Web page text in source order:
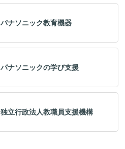
パナソニック教育機器
パナソニックの学び支援
独立行政法人教職員支援機構